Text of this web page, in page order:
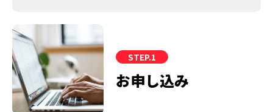
STEP.1
お申し込み